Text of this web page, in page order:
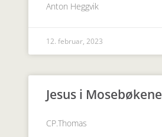
Anton Heggvik
12. februar, 2023
Jesus i Mosebøkene
CP.Thomas